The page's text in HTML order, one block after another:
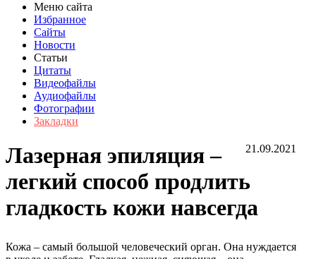
Меню сайта
Избранное
Сайты
Новости
Статьи
Цитаты
Видеофайлы
Аудиофайлы
Фотографии
Закладки
21.09.2021
Лазерная эпиляция –
легкий способ продлить
гладкость кожи навсегда
Кожа – самый большой человеческий орган. Она нуждается